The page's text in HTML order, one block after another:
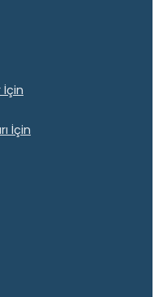
İçin
İçin